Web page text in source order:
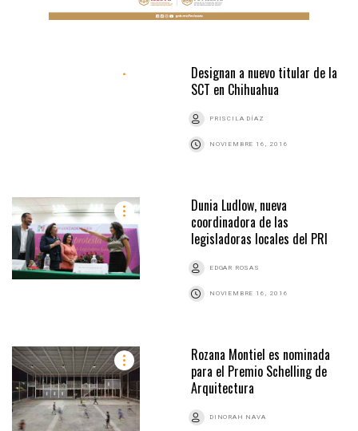
Designan a nuevo titular de la
SCT en Chihuahua
PRISCILA DÍAZ
NOVIEMBRE 16, 2016
Dunia Ludlow, nueva
coordinadora de las
legisladoras locales del PRI
EDGAR ROSAS
NOVIEMBRE 16, 2016
Rozana Montiel es nominada
para el Premio Schelling de
Arquitectura
DINORAH NAVA